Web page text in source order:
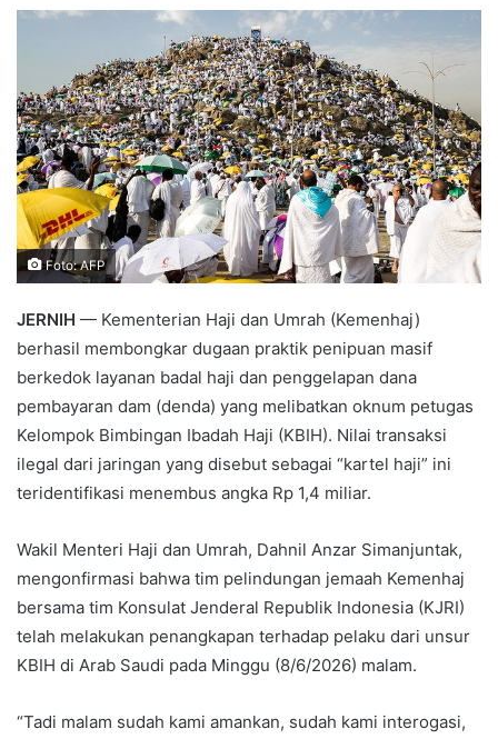
email
Foto: AFP
JERNIH — Kementerian Haji dan Umrah (Kemenhaj)
berhasil membongkar dugaan praktik penipuan masif
berkedok layanan badal haji dan penggelapan dana
pembayaran dam (denda) yang melibatkan oknum petugas
Kelompok Bimbingan Ibadah Haji (KBIH). Nilai transaksi
ilegal dari jaringan yang disebut sebagai “kartel haji” ini
teridentifikasi menembus angka Rp 1,4 miliar.
Wakil Menteri Haji dan Umrah, Dahnil Anzar Simanjuntak,
mengonfirmasi bahwa tim pelindungan jemaah Kemenhaj
bersama tim Konsulat Jenderal Republik Indonesia (KJRI)
telah melakukan penangkapan terhadap pelaku dari unsur
KBIH di Arab Saudi pada Minggu (8/6/2026) malam.
“Tadi malam sudah kami amankan, sudah kami interogasi,